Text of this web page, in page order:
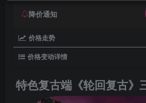
降价通知
价格走势
价格变动详情
特色复古端《轮回复古》